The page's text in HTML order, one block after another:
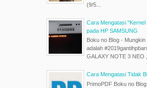
(9/5...
Cara Mengatasi
pada HP SAMSUNG
Boku no Blog -
adalah
GALAXY NOTE 3 NEO
Cara Mengatasi Tidak
PrimoPDF Boku no